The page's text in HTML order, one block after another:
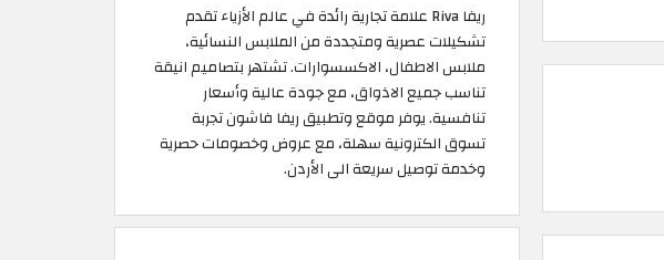
ريفا Riva علامة تجارية رائدة في عالم الأزياء تقدم
تشكيلات عصرية ومتجددة من الملابس النسائية،
ملابس الاطفال، الاكسسوارات. تشتهر بتصاميم انيقة
تناسب جميع الاذواق، مع جودة عالية وأسعار
تنافسية. يوفر موقع وتطبيق ريفا فاشون تجربة
تسوق الكترونية سهلة، مع عروض وخصومات حصرية
وخدمة توصيل سريعة الى الأردن.